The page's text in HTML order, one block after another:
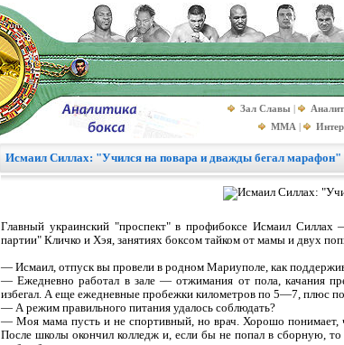
Зал Славы |
MMA |
Исмаил Силлах: "Учился на повара и дважды бегал марафон"
Главный украинский "проспект" в профибоксе Исмаил
партии" Кличко и Хэя, занятиях боксом тайком от мамы и двух
— Исмаил, отпуск вы провели в родном Мариуполе, как
— Ежедневно работал в зале — отжимания от пола, качания
избегал. А еще ежедневные пробежки километров по 5—7, плюс
— А режим правильного питания удалось соблюдать?
— Моя мама пусть и не спортивный, но врач. Хорошо понимает,
После школы окончил колледж и, если бы не попал в сборную,